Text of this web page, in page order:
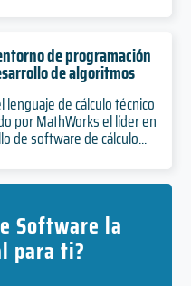
de programación
de algoritmos
lenguaje de cálculo técnico
por MathWorks el líder en
de software de cálculo...
Software la
para ti?